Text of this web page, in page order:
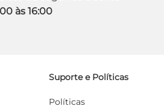
às 16:00
Suporte e Políticas
Políticas